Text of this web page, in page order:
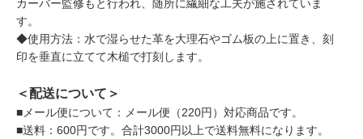
カーバー監修もと行われ、随所に繊細な工夫が施されていま
す。
◆使用方法：水で湿らせた革を大理石やゴム板の上に置き、刻
印を垂直に立てて木槌で打刻します。
＜配送について＞
■メール便について：メール便（220円）対応商品です。
■送料：600円です。合計3000円以上で送料無料になります。